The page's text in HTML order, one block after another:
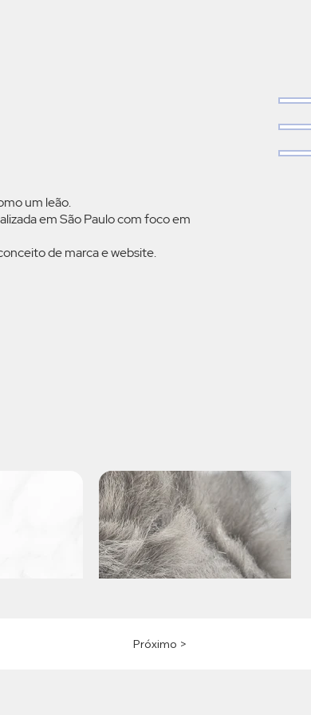
um leão.
em São Paulo com foco em
de marca e website.
Próximo >